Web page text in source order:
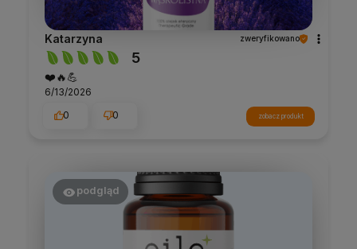
Katarzyna zweryfikowano
5
❤️🔥💪
6/13/2026
0
0 zobacz produkt
podgląd